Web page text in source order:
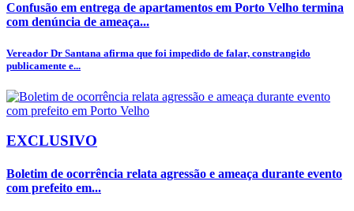
Confusão em entrega de apartamentos em Porto Velho termina
com denúncia de ameaça...
Vereador Dr Santana afirma que foi impedido de falar, constrangido
publicamente e...
EXCLUSIVO
Boletim de ocorrência relata agressão e ameaça durante evento
com prefeito em...